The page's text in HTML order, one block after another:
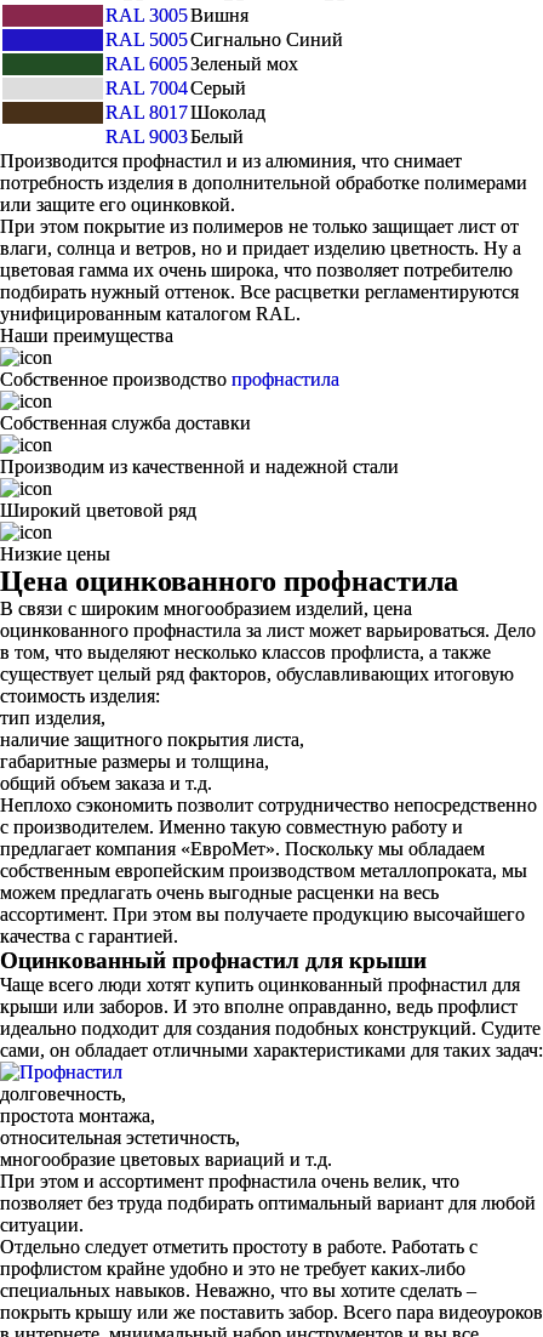
RAL 3005Вишня
RAL 5005Сигнально Синий
RAL 6005Зеленый мох
RAL 7004Серый
RAL 8017Шоколад
RAL 9003Белый
Производится профнастил и из алюминия, что снимает
потребность изделия в дополнительной обработке полимерами
или защите его оцинковкой.
При этом покрытие из полимеров не только защищает лист от
влаги, солнца и ветров, но и придает изделию цветность. Ну а
цветовая гамма их очень широка, что позволяет потребителю
подбирать нужный оттенок. Все расцветки регламентируются
унифицированным каталогом RAL.
Наши преимущества
Собственное производство профнастила
Собственная служба доставки
Производим из качественной и надежной стали
Широкий цветовой ряд
Низкие цены
Цена оцинкованного профнастила
В связи с широким многообразием изделий, цена
оцинкованного профнастила за лист может варьироваться. Дело
в том, что выделяют несколько классов профлиста, а также
существует целый ряд факторов, обуславливающих итоговую
стоимость изделия:
тип изделия,
наличие защитного покрытия листа,
габаритные размеры и толщина,
общий объем заказа и т.д.
Неплохо сэкономить позволит сотрудничество непосредственно
с производителем. Именно такую совместную работу и
предлагает компания «ЕвроМет». Поскольку мы обладаем
собственным европейским производством металлопроката, мы
можем предлагать очень выгодные расценки на весь
ассортимент. При этом вы получаете продукцию высочайшего
качества с гарантией.
Оцинкованный профнастил для крыши
Чаще всего люди хотят купить оцинкованный профнастил для
крыши или заборов. И это вполне оправданно, ведь профлист
идеально подходит для создания подобных конструкций. Судите
сами, он обладает отличными характеристиками для таких задач:
долговечность,
простота монтажа,
относительная эстетичность,
многообразие цветовых вариаций и т.д.
При этом и ассортимент профнастила очень велик, что
позволяет без труда подбирать оптимальный вариант для любой
ситуации.
Отдельно следует отметить простоту в работе. Работать с
профлистом крайне удобно и это не требует каких-либо
специальных навыков. Неважно, что вы хотите сделать –
покрыть крышу или же поставить забор. Всего пара видеоуроков